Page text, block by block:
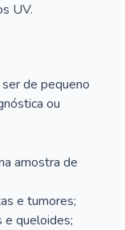
UV.
de pequeno
ou
amostra de
e tumores;
e queloides;